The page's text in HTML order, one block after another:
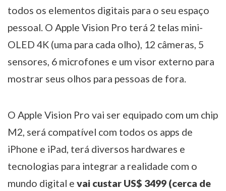
todos os elementos digitais para o seu espaço
pessoal. O Apple Vision Pro terá 2 telas mini-
OLED 4K (uma para cada olho), 12 câmeras, 5
sensores, 6 microfones e um visor externo para
mostrar seus olhos para pessoas de fora.
O Apple Vision Pro vai ser equipado com um chip
M2, será compatível com todos os apps de
iPhone e iPad, terá diversos hardwares e
tecnologias para integrar a realidade com o
mundo digital e vai custar US$ 3499 (cerca de